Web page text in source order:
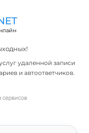
удаленной записи
и автоответчиков.